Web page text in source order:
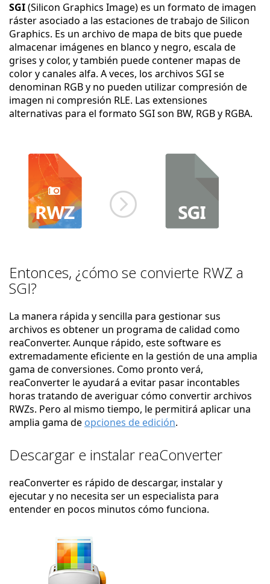
SGI(Silicon Graphics Image) es un formato de imagen
ráster asociado a las estaciones de trabajo de Silicon
Graphics. Es un archivo de mapa de bits que puede
almacenar imágenes en blanco y negro, escala de
grises y color, y también puede contener mapas de
color y canales alfa. A veces, los archivos SGI se
denominan RGB y no pueden utilizar compresión de
imagen ni compresión RLE. Las extensiones
alternativas para el formato SGI son BW, RGB y RGBA.
Entonces, ¿cómo se convierte RWZ a
SGI?
La manera rápida y sencilla para gestionar sus
archivos es obtener un programa de calidad como
reaConverter. Aunque rápido, este software es
extremadamente eficiente en la gestión de una amplia
gama de conversiones. Como pronto verá,
reaConverter le ayudará a evitar pasar incontables
horas tratando de averiguar cómo convertir archivos
RWZs. Pero al mismo tiempo, le permitirá aplicar una
amplia gama de opciones de edición.
Descargar e instalar reaConverter
reaConverter es rápido de descargar, instalar y
ejecutar y no necesita ser un especialista para
entender en pocos minutos cómo funciona.